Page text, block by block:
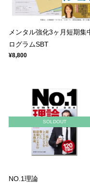
メンタル強化3ヶ月短期集
ログラムSBT
¥8,800
SOLDOUT
NO.1理論